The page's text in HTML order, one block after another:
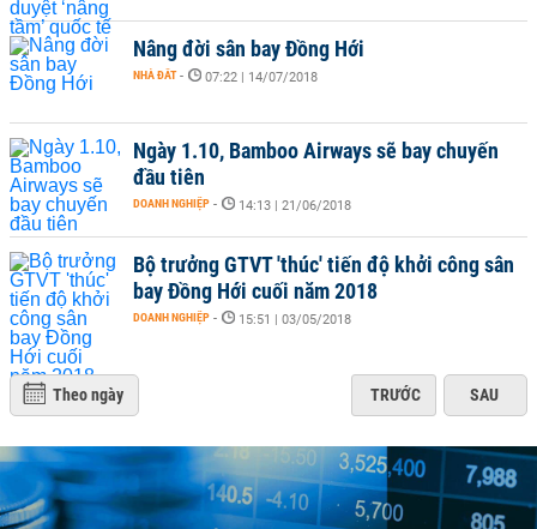
Nâng đời sân bay Đồng Hới
NHÀ ĐẤT - 07:22 | 14/07/2018
Ngày 1.10, Bamboo Airways sẽ bay chuyến
đầu tiên
DOANH NGHIỆP - 14:13 | 21/06/2018
Bộ trưởng GTVT 'thúc' tiến độ khởi công sân
bay Đồng Hới cuối năm 2018
DOANH NGHIỆP - 15:51 | 03/05/2018
Theo ngày TRƯỚC SAU